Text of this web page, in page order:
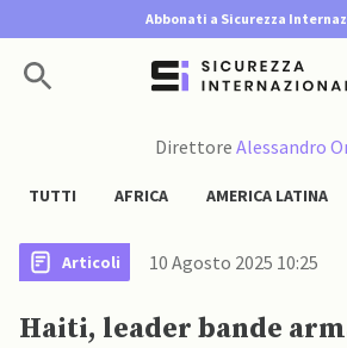
Abbonati a Sicurezza
Direttore Alessandro
TUTTI AFRICA AMERICA LATINA
Articoli 10 Agosto 2025 10:25
Haiti, leader bande